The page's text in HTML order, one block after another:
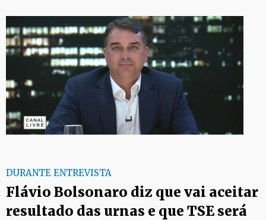
DURANTE ENTREVISTA
Flávio Bolsonaro diz que vai aceitar
resultado das urnas e que TSE será